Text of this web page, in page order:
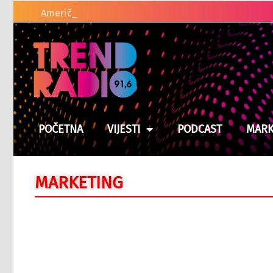
Američki zakonodavci t
POČETNA VIJESTI PODCAST
MARKETING